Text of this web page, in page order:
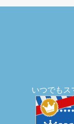
いつでもス